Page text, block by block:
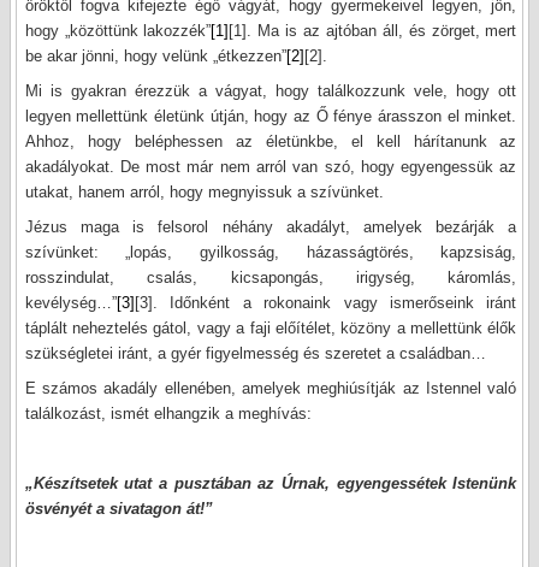
öröktől fogva kifejezte égő vágyát, hogy gyermekeivel legyen, jön,
hogy „közöttünk lakozzék”[1][1] . Ma is az ajtóban áll, és zörget, mert
be akar jönni, hogy velünk „étkezzen”[2][2]
Mi is gyakran érezzük a vágyat, hogy találkozzunk vele, hogy ott
legyen mellettünk életünk útján, hogy az Ő fénye árasszon el minket.
Ahhoz, hogy beléphessen az életünkbe, el kell hárítanunk az
akadályokat. De most már nem arról van szó, hogy egyengessük az
utakat, hanem arról, hogy megnyissuk a szívünket.
Jézus maga is felsorol néhány akadályt, amelyek bezárják a
szívünket: „lopás, gyilkosság, házasságtörés, kapzsiság,
rosszindulat, csalás, kicsapongás, irigység, káromlás,
kevélység…”[3][3] . Időnként a rokonaink vagy ismerőseink iránt
táplált neheztelés gátol, vagy a faji előítélet, közöny a mellettünk élők
szükségletei iránt, a gyér figyelmesség és szeretet a családban…
E számos akadály ellenében, amelyek meghiúsítják az Istennel való
találkozást, ismét elhangzik a meghívás:
„Készítsetek utat a pusztában az Úrnak, egyengessétek Istenünk
ösvényét a sivatagon át!”